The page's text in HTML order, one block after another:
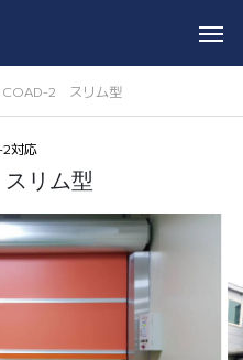
COAD-2 スリム型
対応
リム型